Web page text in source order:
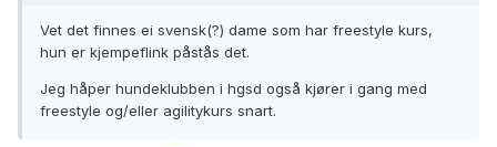
Vet det finnes ei svensk(?) dame som har freestyle kurs,
hun er kjempeflink påstås det.
Jeg håper hundeklubben i hgsd også kjører i gang med
freestyle og/eller agilitykurs snart.